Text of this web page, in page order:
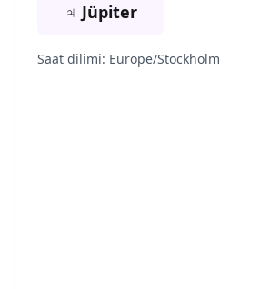
♃ Jüpiter
Saat dilimi: Europe/Stockholm